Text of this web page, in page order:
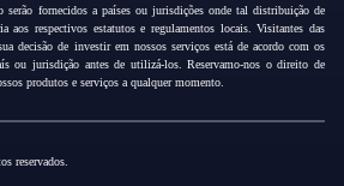
serão fornecidos a países ou jurisdições onde tal distribuição de
aos respectivos estatutos e regulamentos locais. Visitantes das
decisão de investir em nossos serviços está de acordo com os
ou jurisdição antes de utilizá-los. Reservamo-nos o direito de
produtos e serviços a qualquer momento.
reservados.